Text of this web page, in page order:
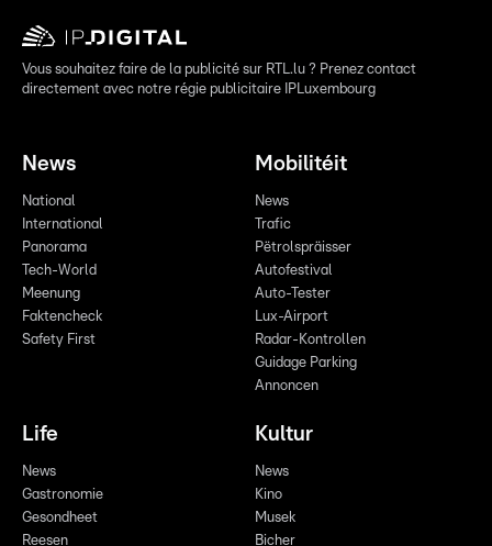
Vous souhaitez faire de la publicité sur RTL.lu ? Prenez contact
directement avec notre régie publicitaire IPLuxembourg
News
National
International
Panorama
Tech-World
Meenung
Faktencheck
Safety First
Mobilitéit
News
Trafic
Pëtrolspräisser
Autofestival
Auto-Tester
Lux-Airport
Radar-Kontrollen
Guidage Parking
Annoncen
Life
News
Gastronomie
Gesondheet
Reesen
Kultur
News
Kino
Musek
Bicher